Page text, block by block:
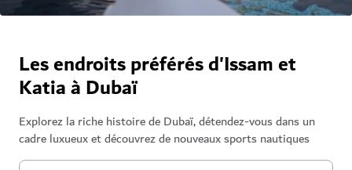
Les endroits préférés d'Issam et
Katia à Dubaï
Explorez la riche histoire de Dubaï, détendez-vous dans un
cadre luxueux et découvrez de nouveaux sports nautiques